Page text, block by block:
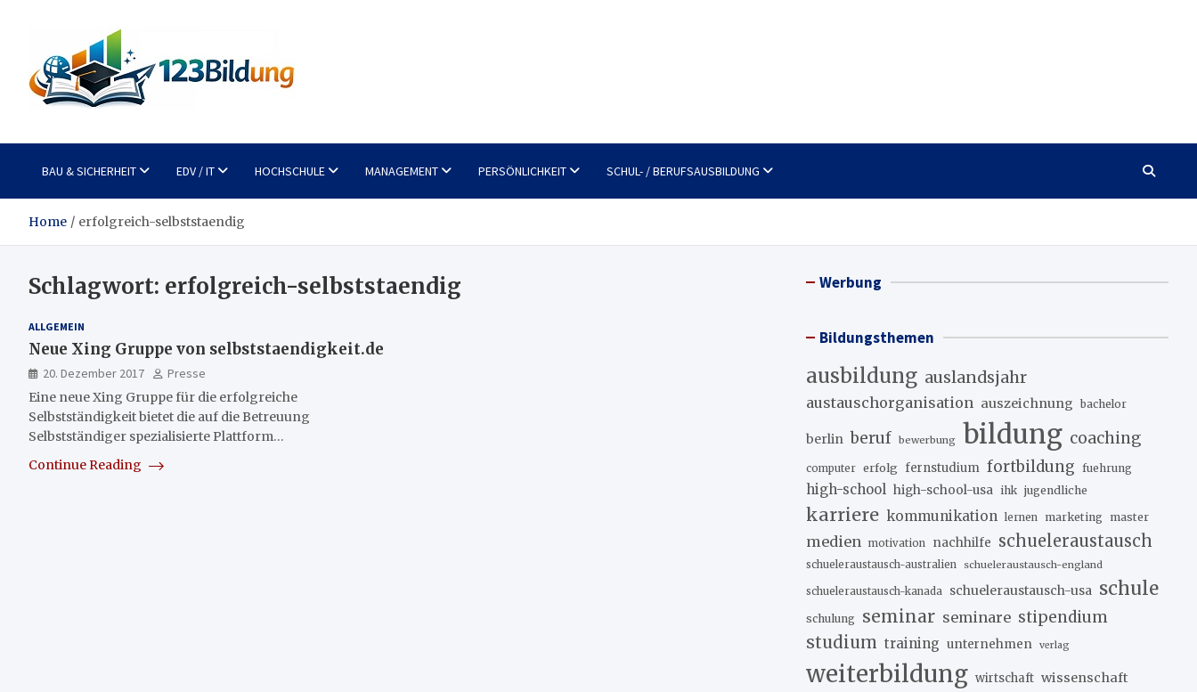
123Bildung
BAU & SICHERHEIT EDV / IT HOCHSCHULE MANAGEMENT PERSÖNLICHKEIT SCHUL- / BERUFSAUSBILDUNG
Home erfolgreich-selbststaendig
Schlagwort: erfolgreich-selbststaendig
ALLGEMEIN
Neue Xing Gruppe von selbststaendigkeit.de
20. Dezember 2017
Presse
Eine neue Xing Gruppe für die erfolgreiche
Selbstständigkeit bietet die auf die Betreuung
Selbstständiger spezialisierte Plattform…
Continue Reading
Werbung
Bildungsthemen
ausbildung auslandsjahr
austauschorganisation auszeichnung bachelor
berlin beruf bewerbung bildung coaching
computer erfolg fernstudium fortbildung fuehrung
high-school high-school-usa ihk jugendliche
karriere kommunikation lernen marketing master
medien motivation nachhilfe schueleraustausch
schueleraustausch-australien schueleraustausch-england
schueleraustausch-kanada schueleraustausch-usa schule
schulung seminar seminare stipendium
studium training unternehmen verlag
weiterbildung wirtschaft wissenschaft